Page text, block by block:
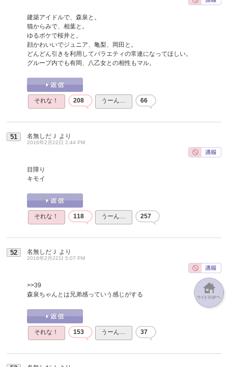
建築アイドルで、森泉と。
猫からみで、相葉と。
ゆるボケで桜井と。
顔かわいいでジュニア、亀梨、岡田と。
どんどん引きを利用してバラエティの常連になってほしい。
グループ内でも有岡、八乙女との相性もマル。
それな！ 208 うーん… 66
51 名無しだＪ より
2016年2月22日 2:44 PM
目障り
キモイ
それな！ 118 うーん… 257
52 名無しだＪ より
2016年2月22日 5:07 PM
>>39
森泉ちゃんとは兄弟感っていう感じがする
それな！ 153 うーん… 37